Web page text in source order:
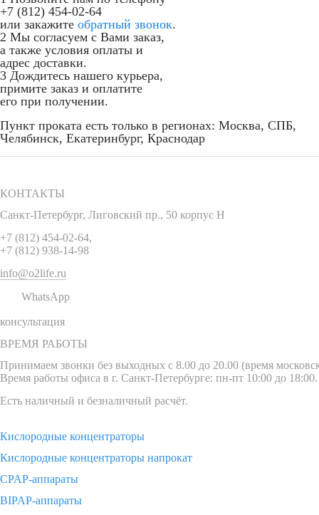
+7 (812) 454-02-64
или закажите обратный звонок.
2 Мы согласуем с Вами заказ,
а также условия оплаты и
адрес доставки.
3 Дождитесь нашего курьера,
примите заказ и оплатите
его при получении.
Пункт проката есть только в регионах: Москва, СПБ,
Челябинск, Екатеринбург, Краснодар
КОНТАКТЫ
Санкт-Петербург, Лиговский пр., 50 корпус Н
+7 (812) 454-02-64,
+7 (812) 938-14-98
info@o2life.ru
WhatsApp
консультация
ВРЕМЯ РАБОТЫ
Принимаем звонки без выходных с 8.00 до 20.00 (время
Время работы офиса в г. Санкт-Петербурге: пн-пт 10:00 до 18:00.
Есть наличный и безналичный расчёт.
Кислородные концентраторы
Кислородные концентраторы напрокат
CPAP-аппараты
BIPAP-аппараты